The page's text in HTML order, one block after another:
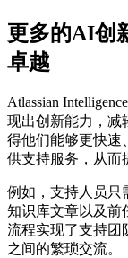
更多的AI创
卓越
Atlassian
现出创新能力，减
得他们能够更快速
供支持服务，从而
例如，支持人员只
知识库文章以及前
流程实现了支持团
之间的繁琐交流。